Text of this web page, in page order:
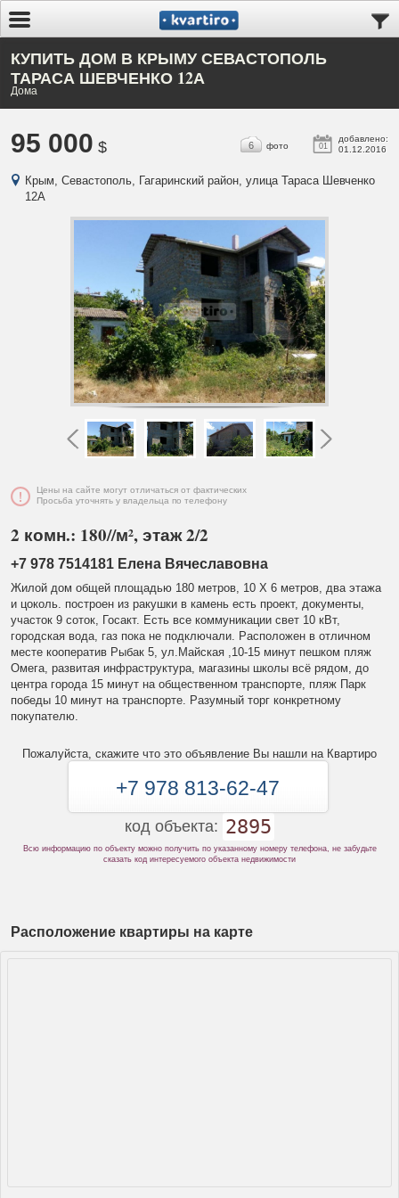
КУПИТЬ ДОМ В КРЫМУ СЕВАСТОПОЛЬ
ТАРАСА ШЕВЧЕНКО 12А
Дома
95 000 $ 01
добавлено:
01.12.2016
6 фото
Крым, Севастополь, Гагаринский район, улица Тараса Шевченко
12А
Цены на сайте могут отличаться от фактических
Просьба уточнять у владельца по телефону
2 комн.: 180//м², этаж 2/2
+7 978 7514181 Елена Вячеславовна
Жилой дом общей площадью 180 метров, 10 X 6 метров, два этажа
и цоколь. построен из ракушки в камень есть проект, документы,
участок 9 соток, Госакт. Есть все коммуникации свет 10 кВт,
городская вода, газ пока не подключали. Расположен в отличном
месте кооператив Рыбак 5, ул.Майская ,10-15 минут пешком пляж
Омега, развитая инфраструктура, магазины школы всё рядом, до
центра города 15 минут на общественном транспорте, пляж Парк
победы 10 минут на транспорте. Разумный торг конкретному
покупателю.
Пожалуйста, скажите что это объявление Вы нашли на Квартиро
+7 978 813-62-47
код объекта: 2895
Всю информацию по объекту можно получить по указанному номеру телефона, не забудьте
сказать код интересуемого объекта недвижимости
Расположение квартиры на карте